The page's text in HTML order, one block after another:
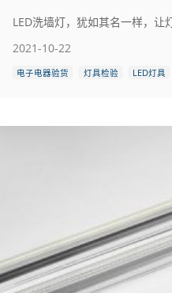
2021-10-22
电子电器验货 灯具检验 LED灯具